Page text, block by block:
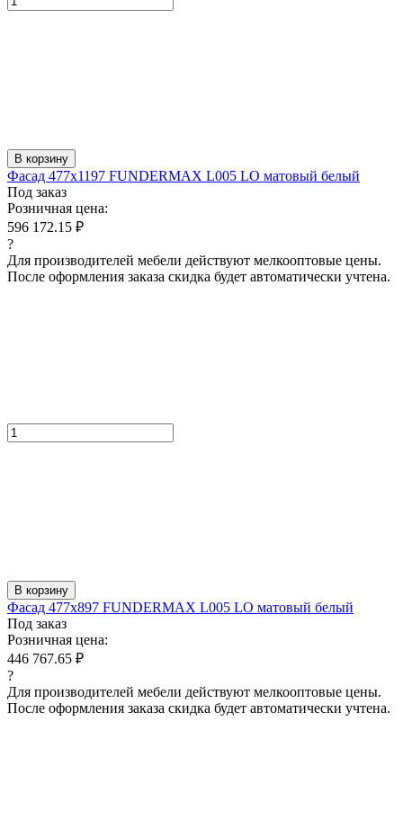
В корзину
Фасад 477x1197 FUNDERMAX L005 LO матовый белый
Под заказ
Розничная цена:
596 172.15 ₽
?
Для производителей мебели действуют мелкооптовые цены.
После оформления заказа скидка будет автоматически учтена.
В корзину
Фасад 477x897 FUNDERMAX L005 LO матовый белый
Под заказ
Розничная цена:
446 767.65 ₽
?
Для производителей мебели действуют мелкооптовые цены.
После оформления заказа скидка будет автоматически учтена.